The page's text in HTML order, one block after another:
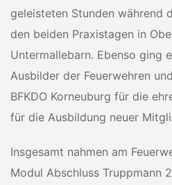
geleisteten Stunden während
den beiden Praxistagen in
Untermallebarn. Ebenso ging
Ausbilder der Feuerwehren
BFKDO Korneuburg für die
für die Ausbildung neuer
Insgesamt nahmen am
Modul Abschluss Truppmann